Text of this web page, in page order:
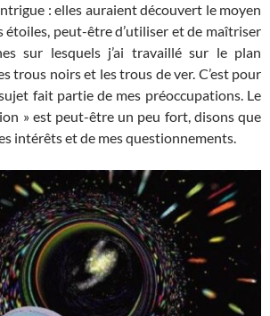
: elles auraient découvert le moyen
étoiles, peut-être d’utiliser et de maîtriser
sur lesquels j’ai travaillé sur le plan
trous noirs et les trous de ver. C’est pour
fait partie de mes préoccupations. Le
» est peut-être un peu fort, disons que
intérêts et de mes questionnements.